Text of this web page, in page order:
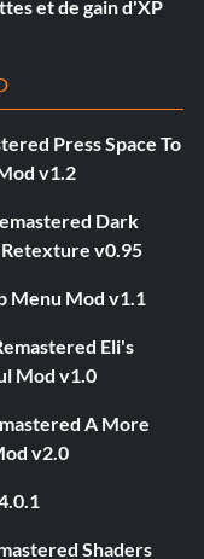
et de gain d'XP
Press Space To
v1.2
Dark
v0.95
Menu Mod v1.1
Eli's
Mod v1.0
A More
v2.0
Shaders